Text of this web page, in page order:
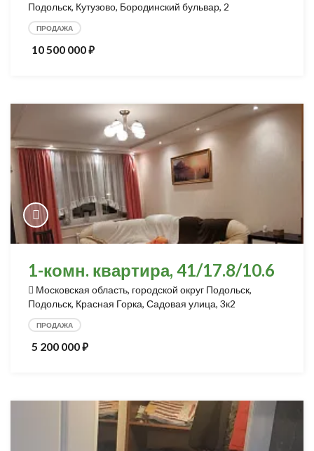
Подольск, Кутузово, Бородинский бульвар, 2
ПРОДАЖА
10 500 000⃏
1-комн. квартира, 41/17.8/10.6
Московская область, городской округ Подольск,
Подольск, Красная Горка, Садовая улица, 3к2
ПРОДАЖА
5 200 000⃏